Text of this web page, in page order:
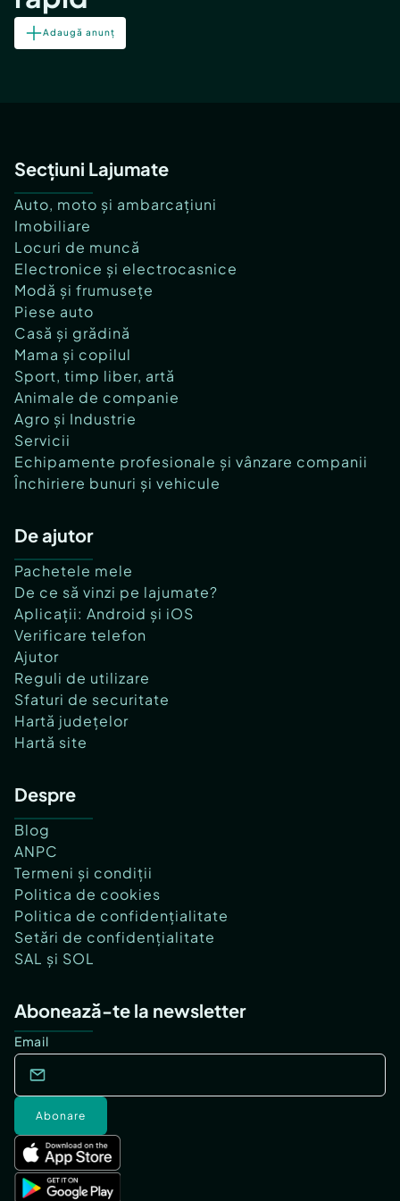
Adaugă anunț
Secțiuni Lajumate
Auto, moto și ambarcațiuni
Imobiliare
Locuri de muncă
Electronice și electrocasnice
Modă și frumusețe
Piese auto
Casă și grădină
Mama și copilul
Sport, timp liber, artă
Animale de companie
Agro și Industrie
Servicii
Echipamente profesionale și vânzare companii
Închiriere bunuri și vehicule
De ajutor
Pachetele mele
De ce să vinzi pe lajumate?
Aplicații: Android și iOS
Verificare telefon
Ajutor
Reguli de utilizare
Sfaturi de securitate
Hartă județelor
Hartă site
Despre
Blog
ANPC
Termeni și condiții
Politica de cookies
Politica de confidențialitate
Setări de confidențialitate
SAL și SOL
Abonează-te la newsletter
Email
Abonare